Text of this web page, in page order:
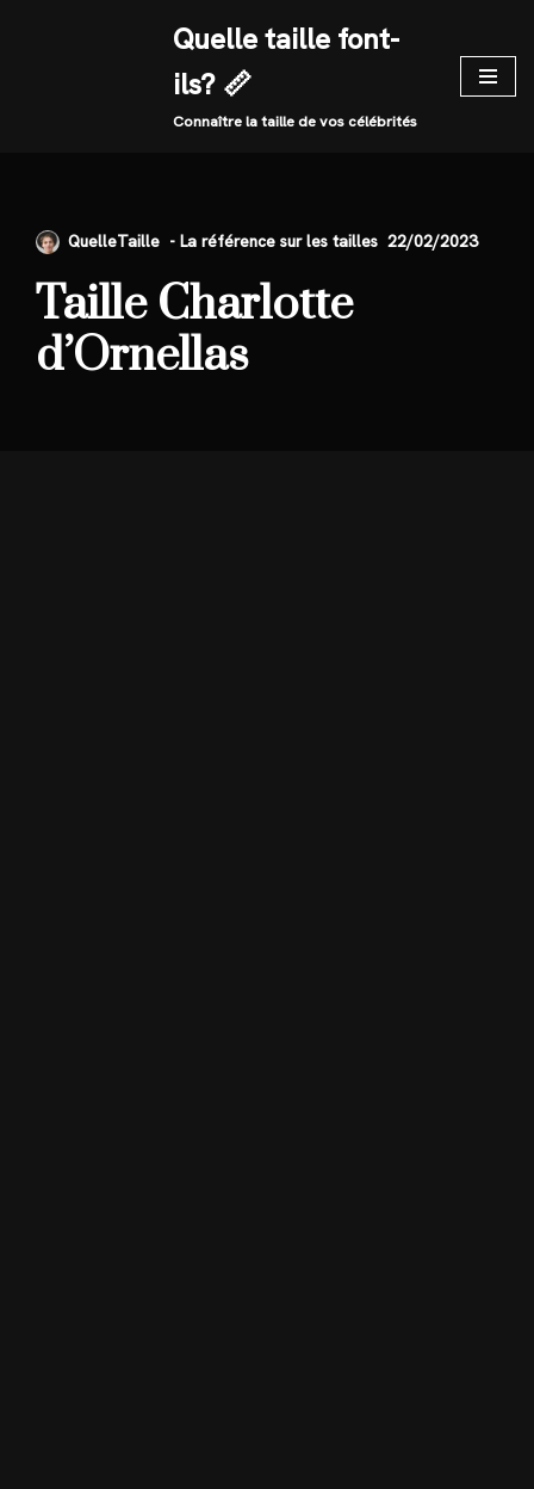
Quelle taille font-
ils? 📏
Connaître la taille de vos célébrités
QuelleTaille 22/02/2023
Taille Charlotte
d’Ornellas